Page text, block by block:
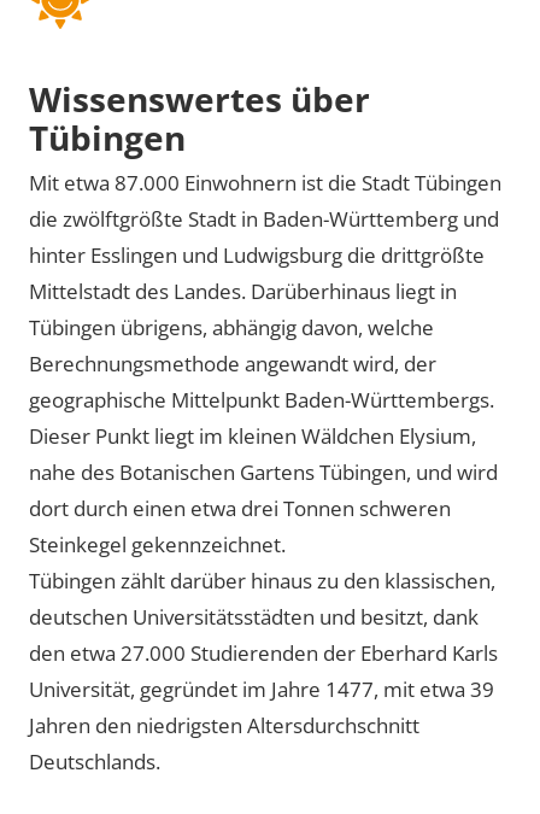
Wissenswertes über
Tübingen
Mit etwa 87.000 Einwohnern ist die Stadt Tübingen
die zwölftgrößte Stadt in Baden-Württemberg und
hinter Esslingen und Ludwigsburg die drittgrößte
Mittelstadt des Landes. Darüberhinaus liegt in
Tübingen übrigens, abhängig davon, welche
Berechnungsmethode angewandt wird, der
geographische Mittelpunkt Baden-Württembergs.
Dieser Punkt liegt im kleinen Wäldchen Elysium,
nahe des Botanischen Gartens Tübingen, und wird
dort durch einen etwa drei Tonnen schweren
Steinkegel gekennzeichnet.
Tübingen zählt darüber hinaus zu den klassischen,
deutschen Universitätsstädten und besitzt, dank
den etwa 27.000 Studierenden der Eberhard Karls
Universität, gegründet im Jahre 1477, mit etwa 39
Jahren den niedrigsten Altersdurchschnitt
Deutschlands.